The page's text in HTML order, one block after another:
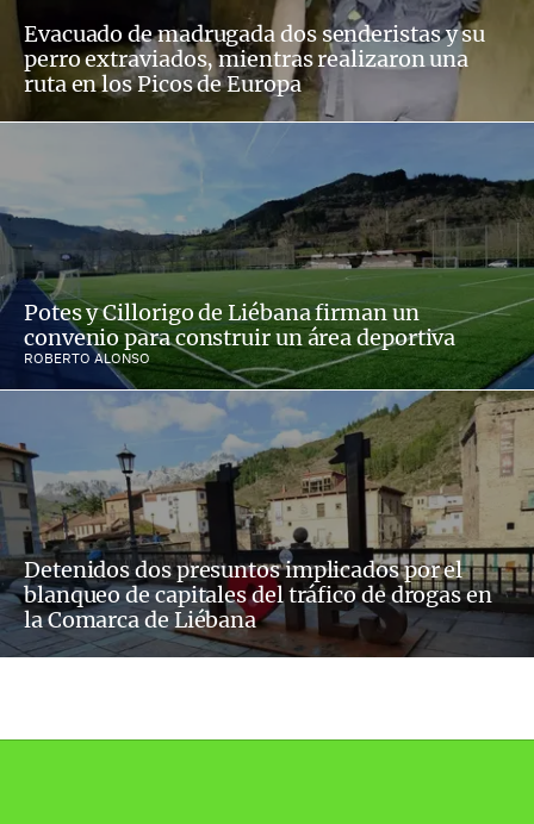
Evacuado de madrugada dos senderistas y su
perro extraviados, mientras realizaron una
ruta en los Picos de Europa
Potes y Cillorigo de Liébana firman un
convenio para construir un área deportiva
ROBERTO ALONSO
Detenidos dos presuntos implicados por el
blanqueo de capitales del tráfico de drogas en
la Comarca de Liébana